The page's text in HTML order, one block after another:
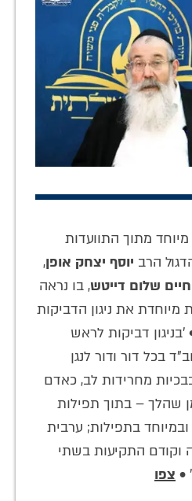
מתוך התוועדות
הרב יוסף יצחק אופן,
חיים שלום דייטש, בו נראה
מיוחדת את ניגון הדביקות
דביקות לראש
בכל דור ודור לנגן
מחרידות לב, כאדם
שהלך – בתוך תפילות
בתפילות; ערבית
התקיעות בשתי
• צפו